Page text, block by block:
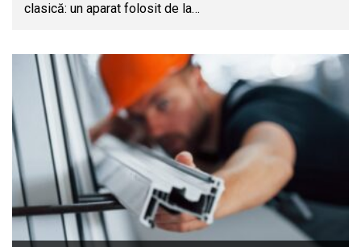
clasică: un aparat folosit de la…